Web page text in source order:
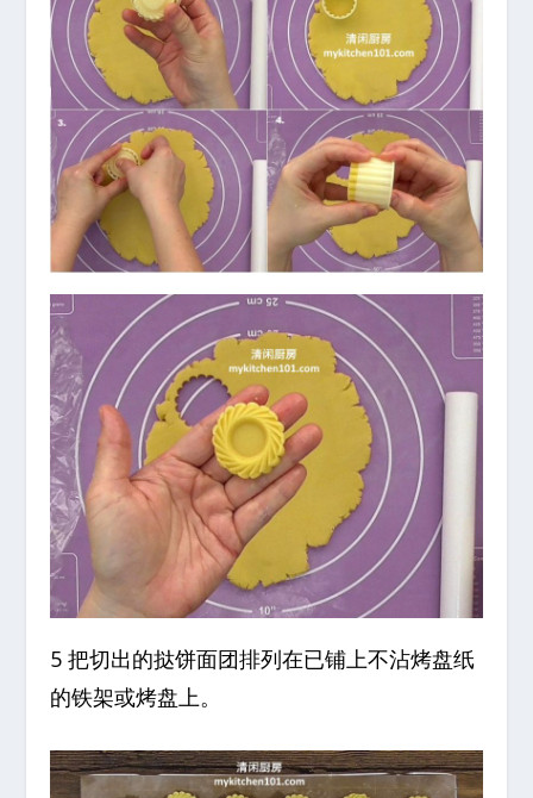
5 把切出的挞饼面团排列在已铺上不沾烤盘纸
的铁架或烤盘上。